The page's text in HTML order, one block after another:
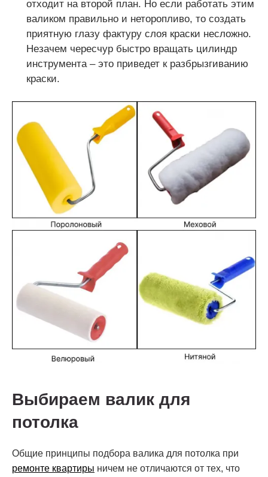
отходит на второй план. Но если работать этим
валиком правильно и неторопливо, то создать
приятную глазу фактуру слоя краски несложно.
Незачем чересчур быстро вращать цилиндр
инструмента – это приведет к разбрызгиванию
краски.
Выбираем валик для
потолка
Общие принципы подбора валика для потолка при
ремонте квартиры ничем не отличаются от тех, что